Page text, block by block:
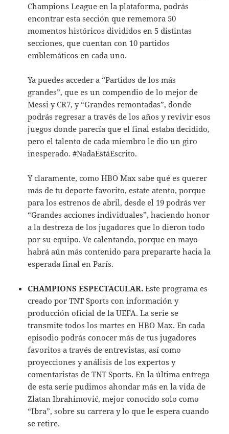
Champions League en la plataforma, podrás
encontrar esta sección que rememora 50
momentos históricos divididos en 5 distintas
secciones, que cuentan con 10 partidos
emblemáticos en cada uno.
Ya puedes acceder a “Partidos de los más
grandes”, que es un compendio de lo mejor de
Messi y CR7, y “Grandes remontadas”, donde
podrás regresar a través de los años y revivir esos
juegos donde parecía que el final estaba decidido,
pero el talento de cada miembro le dio un giro
inesperado. #NadaEstáEscrito.
Y claramente, como HBO Max sabe qué es querer
más de tu deporte favorito, estate atento, porque
para los estrenos de abril, desde el 19 podrás ver
“Grandes acciones individuales”, haciendo honor
a la destreza de los jugadores que lo dieron todo
por su equipo. Ve calentando, porque en mayo
habrá aún más contenido para prepararte hacia la
esperada final en París.
CHAMPIONS ESPECTACULAR.Este programa es
creado por TNT Sports con información y
producción oficial de la UEFA. La serie se
transmite todos los martes en HBO Max. En cada
episodio podrás conocer más de tus jugadores
favoritos a través de entrevistas, así como
proyecciones y análisis de los expertos y
comentaristas de TNT Sports. En la última entrega
de esta serie pudimos ahondar más en la vida de
Zlatan Ibrahimović, mejor conocido solo como
“Ibra”, sobre su carrera y lo que le espera cuando
se retire.